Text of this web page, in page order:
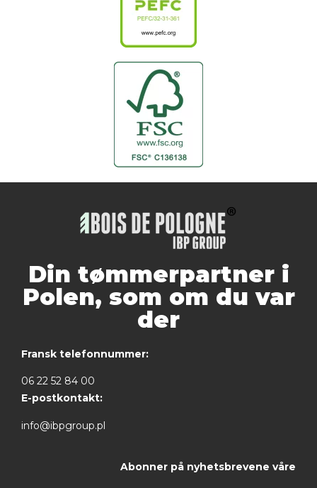
Din tømmerpartner i
Polen, som om du var
der
Fransk telefonnummer:
06 22 52 84 00
E-postkontakt:
info@ibpgroup.pl
Abonner på nyhetsbrevene våre